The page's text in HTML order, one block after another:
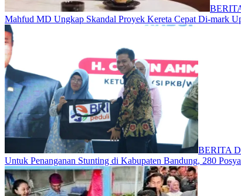
Mahfud MD Ungkap Skandal Proyek Kereta Cepat Di-mark
BERITA
Untuk Penanganan Stunting di Kabupaten Bandung, 280